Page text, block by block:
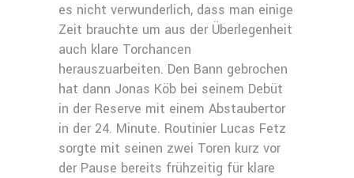
es nicht verwunderlich, dass man einige
Zeit brauchte um aus der Überlegenheit
auch klare Torchancen
herauszuarbeiten. Den Bann gebrochen
hat dann Jonas Köb bei seinem Debüt
in der Reserve mit einem Abstaubertor
in der 24. Minute. Routinier Lucas Fetz
sorgte mit seinen zwei Toren kurz vor
der Pause bereits frühzeitig für klare